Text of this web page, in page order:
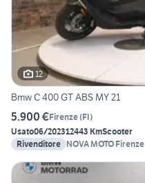
12
Bmw C 400 GT ABS MY 21
5.900 €Firenze(FI)
Usato06/202312443 KmScooter
Rivenditore NOVA MOTO Firenze